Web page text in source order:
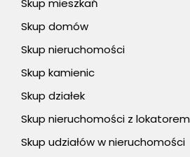
Skup mieszkań
Skup domów
Skup nieruchomości
Skup kamienic
Skup działek
Skup nieruchomości z lokatorem
Skup udziałów w nieruchomości